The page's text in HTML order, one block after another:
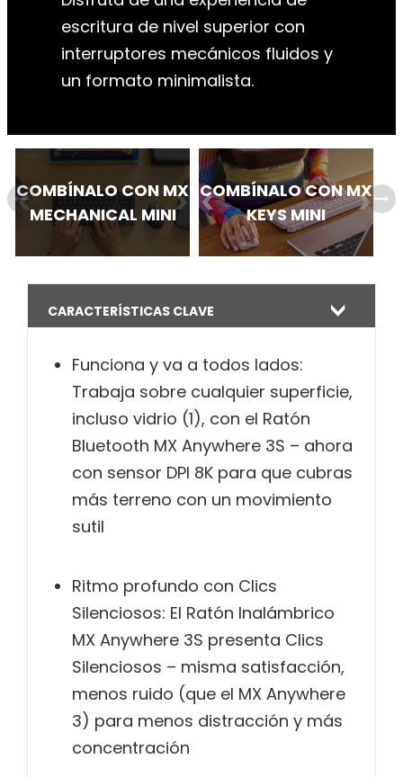
COMBÍNALO CON MX
MECHANICAL MINI
COMBÍNALO CON MX
KEYS MINI
arrow_right_alt arrow_right_alt
CARACTERÍSTICAS CLAVE
Funciona y va a todos lados:
Trabaja sobre cualquier superficie,
incluso vidrio (1), con el Ratón
Bluetooth MX Anywhere 3S – ahora
con sensor DPI 8K para que cubras
más terreno con un movimiento
sutil
Ritmo profundo con Clics
Silenciosos: El Ratón Inalámbrico
MX Anywhere 3S presenta Clics
Silenciosos – misma satisfacción,
menos ruido (que el MX Anywhere
3) para menos distracción y más
concentración